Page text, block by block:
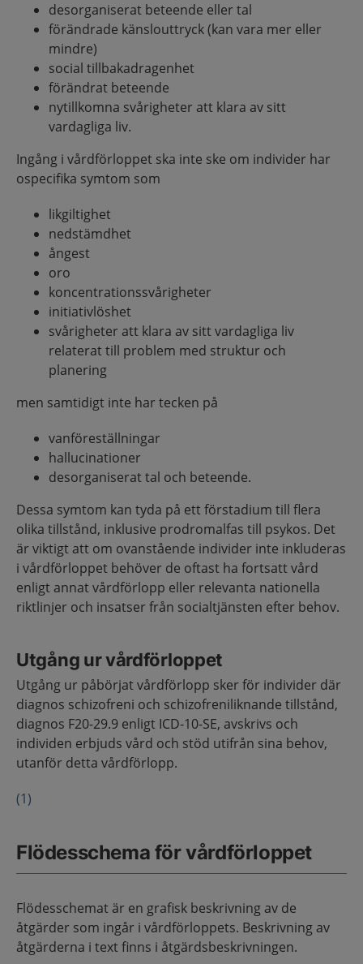
desorganiserat beteende eller tal
förändrade känslouttryck (kan vara mer eller
mindre)
social tillbakadragenhet
förändrat beteende
nytillkomna svårigheter att klara av sitt
vardagliga liv.
Ingång i vårdförloppet ska inte ske om individer har
ospecifika symtom som
likgiltighet
nedstämdhet
ångest
oro
koncentrationssvårigheter
initiativlöshet
svårigheter att klara av sitt vardagliga liv
relaterat till problem med struktur och
planering
men samtidigt inte har tecken på
vanföreställningar
hallucinationer
desorganiserat tal och beteende.
Dessa symtom kan tyda på ett förstadium till flera
olika tillstånd, inklusive prodromalfas till psykos. Det
är viktigt att om ovanstående individer inte inkluderas
i vårdförloppet behöver de oftast ha fortsatt vård
enligt annat vårdförlopp eller relevanta nationella
riktlinjer och insatser från socialtjänsten efter behov.
Utgång ur vårdförloppet
Utgång ur påbörjat vårdförlopp sker för individer där
diagnos schizofreni och schizofreniliknande tillstånd,
diagnos F20-29.9 enligt ICD-10-SE, avskrivs och
individen erbjuds vård och stöd utifrån sina behov,
utanför detta vårdförlopp.
(1)
Flödesschema för vårdförloppet
Flödesschemat är en grafisk beskrivning av de
åtgärder som ingår i vårdförloppets. Beskrivning av
åtgärderna i text finns i åtgärdsbeskrivningen.